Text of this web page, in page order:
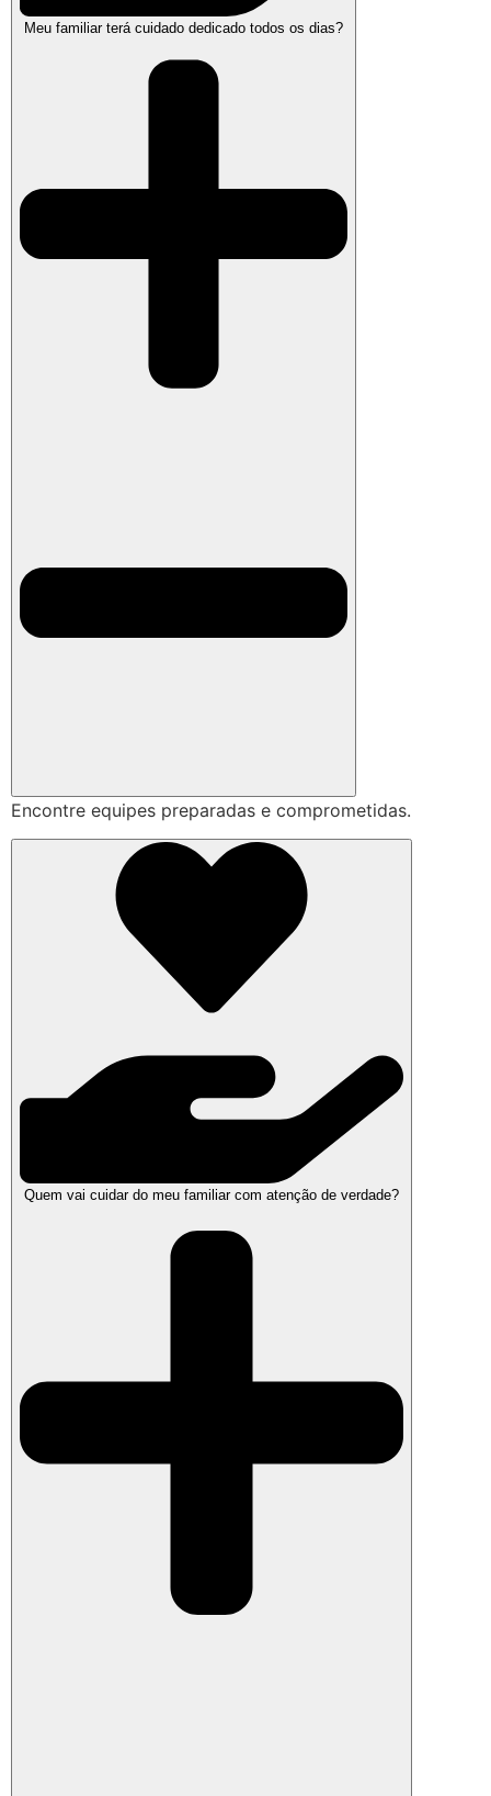
Meu familiar terá cuidado dedicado todos os dias?
Encontre equipes preparadas e comprometidas.
Quem vai cuidar do meu familiar com atenção de verdade?